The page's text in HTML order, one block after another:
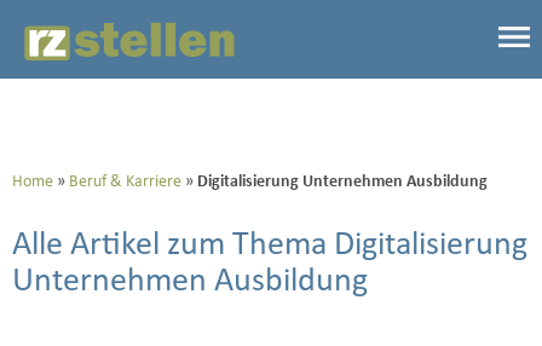
Home Beruf & Karriere Digitalisierung Unternehmen Ausbildung
Alle Artikel zum Thema Digitalisierung
Unternehmen Ausbildung